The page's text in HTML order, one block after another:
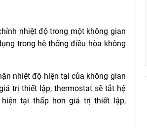
nhiệt độ trong một không gian
trong hệ thống điều hòa không
nhiệt độ hiện tại của không gian
trị thiết lập, thermostat sẽ tắt hệ
tại thấp hơn giá trị thiết lập,